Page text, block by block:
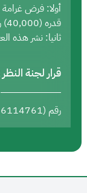
أولا: فرض غرامة
قدره (40,000) ريال سعودي.
ثانيا: نشر هذه
قرار لجنة
رقم (46114761/ق/1446هـ) وتاريخ (17/06/1446هـ)